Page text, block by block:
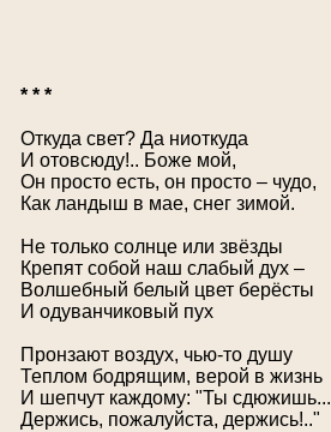
* * *
Откуда свет? Да ниоткуда
И отовсюду!.. Боже мой,
Он просто есть, он просто – чудо,
Как ландыш в мае, снег зимой.
Не только солнце или звёзды
Крепят собой наш слабый дух –
Волшебный белый цвет берёсты
И одуванчиковый пух
Пронзают воздух, чью-то душу
Теплом бодрящим, верой в жизнь
И шепчут каждому: "Ты сдюжишь...
Держись, пожалуйста, держись!.."